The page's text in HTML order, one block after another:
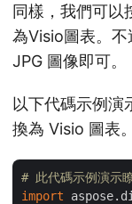
同樣，我們可以
為Visio圖表。
JPG 圖像即可。
以下代碼示例演
換為 Visio 圖表。
# 此代碼示例演示
import